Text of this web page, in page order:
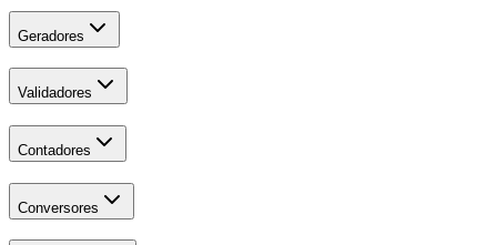
Geradores
Validadores
Contadores
Conversores